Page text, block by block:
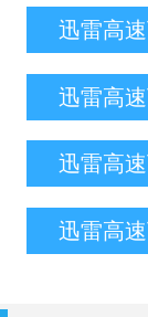
迅雷高
迅雷高
迅雷高
迅雷高